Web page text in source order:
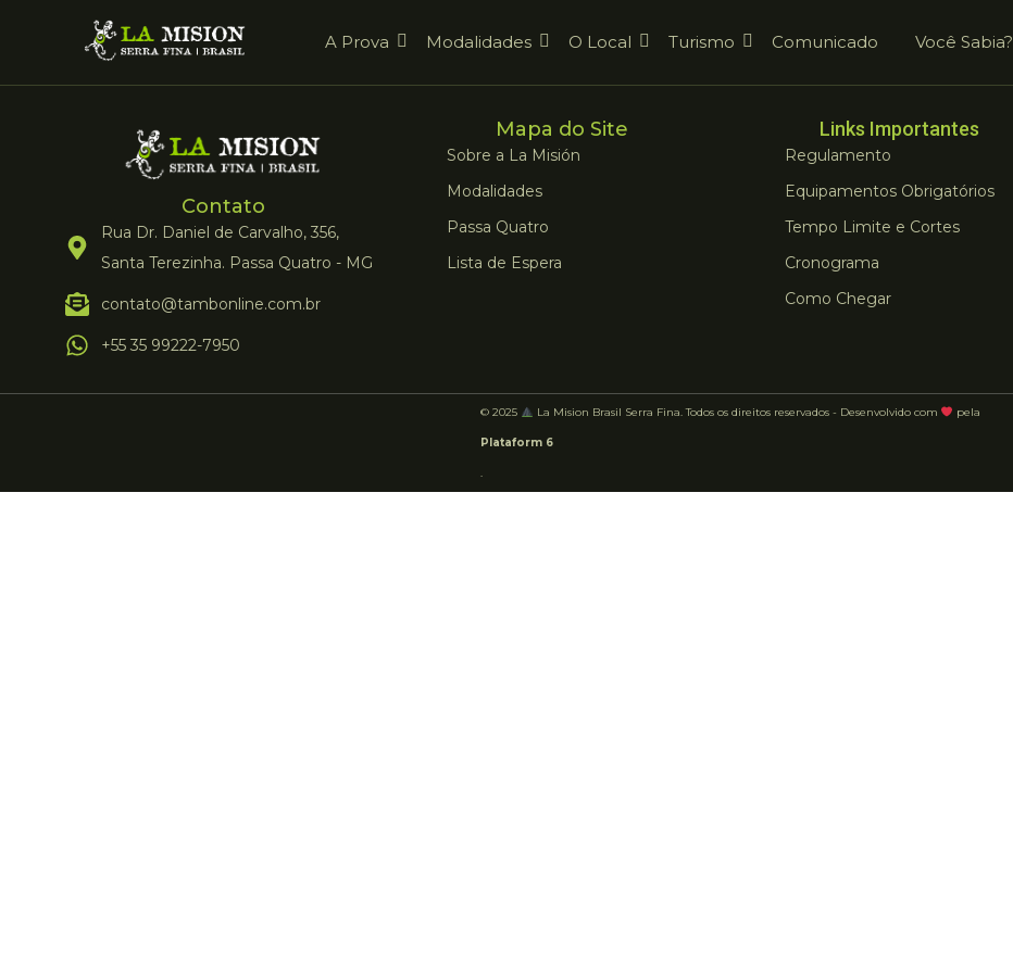
A Prova Modalidades O Local Turismo Comunicado Você Sabia?
Contato
Rua Dr. Daniel de Carvalho, 356,
Santa Terezinha. Passa Quatro - MG
contato@tambonline.com.br
+55 35 99222-7950
Mapa do Site
Sobre a La Misión
Modalidades
Passa Quatro
Lista de Espera
Links Importantes
Regulamento
Equipamentos Obrigatórios
Tempo Limite e Cortes
Cronograma
Como Chegar
© 2025 La Mision Brasil Serra Fina. Todos os direitos reservados - Desenvolvido com pela
Plataform 6
.